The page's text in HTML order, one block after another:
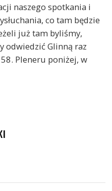
naszego spotkania i
co tam będzie
już tam byliśmy,
odwiedzić Glinną raz
58. Pleneru poniżej, w